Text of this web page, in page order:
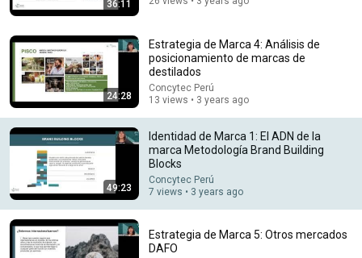
My Mom Demanded $30,000 In Back Rent Or She’d
Sell My Car—1 Week Later,They... | Redbud Revenge
Redbud Revenge
New 12K views
36:11
24:28
Estrategia de Marca 4: Análisis de
posicionamiento de marcas de
destilados
Concytec Perú
13 views • 3 years ago
49:23
Identidad de Marca 1: El ADN de la
marca Metodología Brand Building
Blocks
Concytec Perú
7 views • 3 years ago
Estrategia de Marca 5: Otros mercados
DAFO